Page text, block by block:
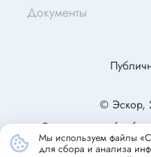
Документы
© Эскор,
Согласие на
Политика
Мы используем файлы
для сбора и анализа